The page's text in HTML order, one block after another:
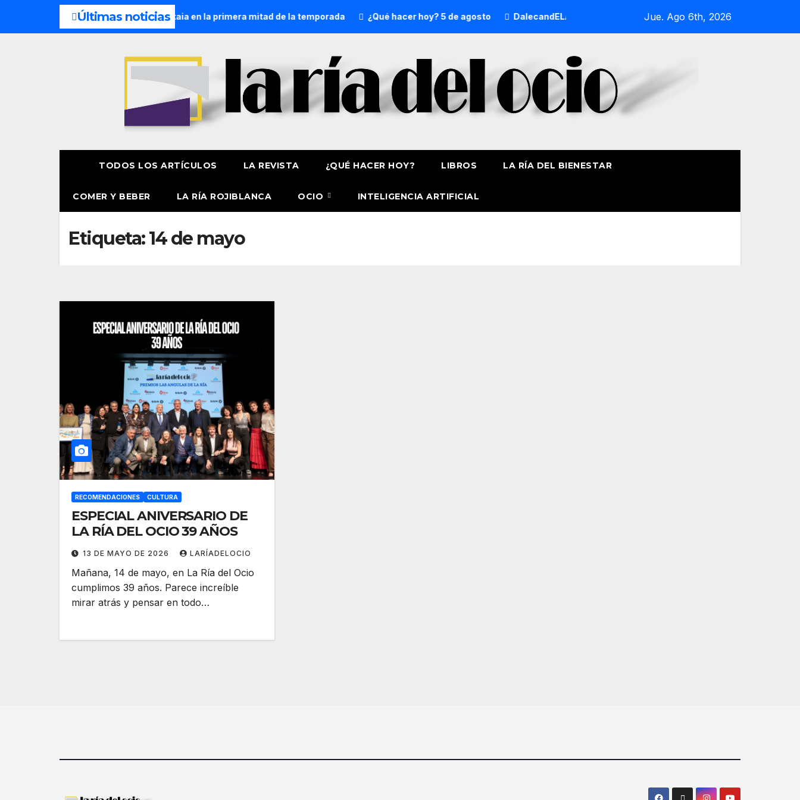
Últimas noticias
de personas eligen las playas de Bizkaia en la primera mitad de la temporada ¿Qué hacer hoy? 5 de agosto DalecandELA Fest 5 completa su programa con deporte,
Jue. Ago 6th, 2026
TODOS LOS ARTÍCULOS LA REVISTA ¿QUÉ HACER HOY? LIBROS LA RÍA DEL BIENESTAR
COMER Y BEBER LA RÍA ROJIBLANCA OCIO INTELIGENCIA ARTIFICIAL
Etiqueta:14 de mayo
RECOMENDACIONES CULTURA
ESPECIAL ANIVERSARIO DE
LA RÍA DEL OCIO 39 AÑOS
13 DE MAYO DE 2026 LARÍADELOCIO
Mañana, 14 de mayo, en La Ría del Ocio
cumplimos 39 años. Parece increíble
mirar atrás y pensar en todo…